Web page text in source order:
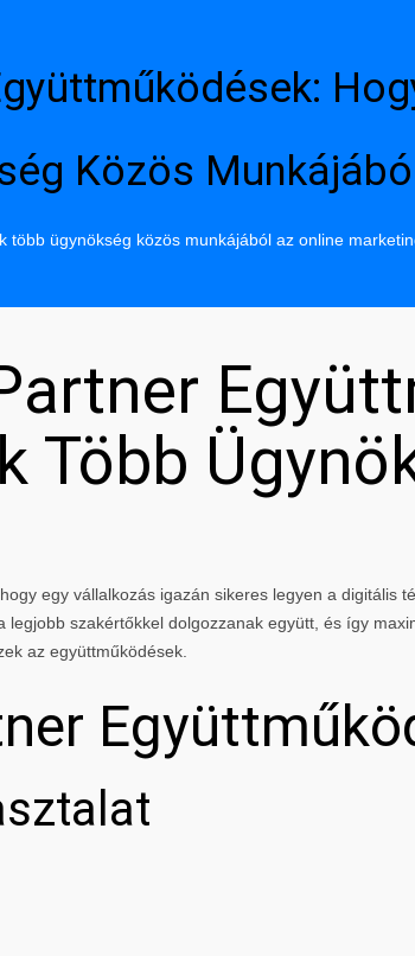
Közös
több ügynökség közös munkájából az online
Több
egy vállalkozás igazán sikeres legyen a digitális
szakértőkkel dolgozzanak együtt, és így
az együttműködések.